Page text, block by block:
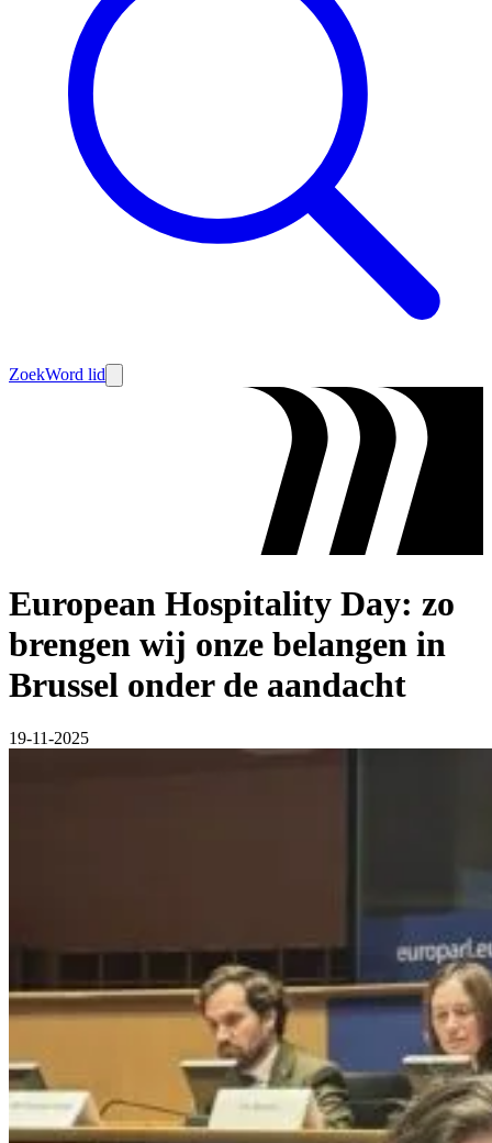
ZoekWord lid
European Hospitality Day: zo
brengen wij onze belangen in
Brussel onder de aandacht
19-11-2025